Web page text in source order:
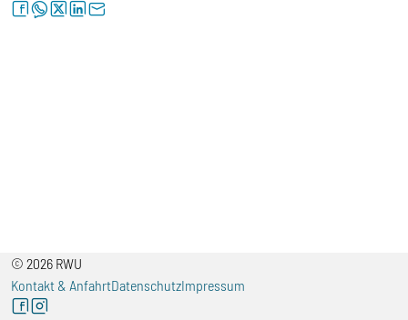
facebookwhatsapptwitterlinkedinletter
© 2026 RWU
Kontakt & AnfahrtDatenschutzImpressum
facebookinstagram